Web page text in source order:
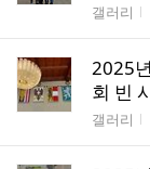
게시판명
갤러리
2025
회 빈
게시판명
갤러리